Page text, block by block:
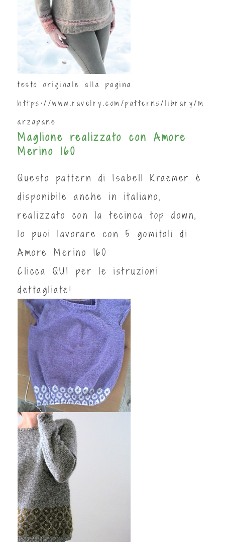
testo originale alla pagina
https://www.ravelry.com/patterns/library/m
arzapane
Maglione realizzato con Amore
Merino 160
Questo pattern di Isabell Kraemer è
disponibile anche in italiano,
realizzato con la tecinca top down,
lo puoi lavorare con 5 gomitoli di
Amore Merino 160
Clicca QUI
per le istruzioni
dettagliate!